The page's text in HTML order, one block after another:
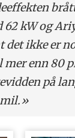
kW og
det ikke er
enn 80
på